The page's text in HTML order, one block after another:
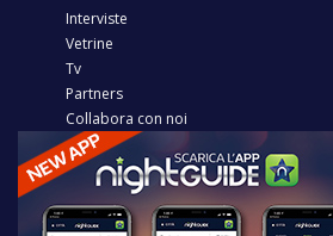
Interviste
Vetrine
Tv
Partners
Collabora con noi